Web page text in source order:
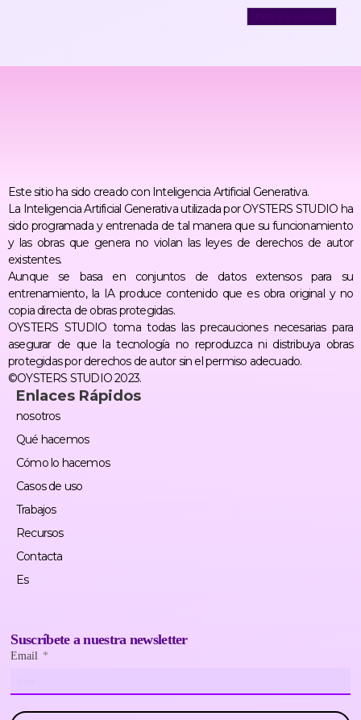
Este sitio ha sido creado con Inteligencia Artificial Generativa.
La Inteligencia Artificial Generativa utilizada por OYSTERS STUDIO ha
sido programada y entrenada de tal manera que su funcionamiento
y las obras que genera no violan las leyes de derechos de autor
existentes.
Aunque se basa en conjuntos de datos extensos para su
entrenamiento, la IA produce contenido que es obra original y no
copia directa de obras protegidas.
OYSTERS STUDIO toma todas las precauciones necesarias para
asegurar de que la tecnología no reproduzca ni distribuya obras
protegidas por derechos de autor sin el permiso adecuado.
©OYSTERS STUDIO 2023.
Enlaces Rápidos
nosotros
Qué hacemos
Cómo lo hacemos
Casos de uso
Trabajos
Recursos
Contacta
Es
Suscríbete a nuestra newsletter
Email